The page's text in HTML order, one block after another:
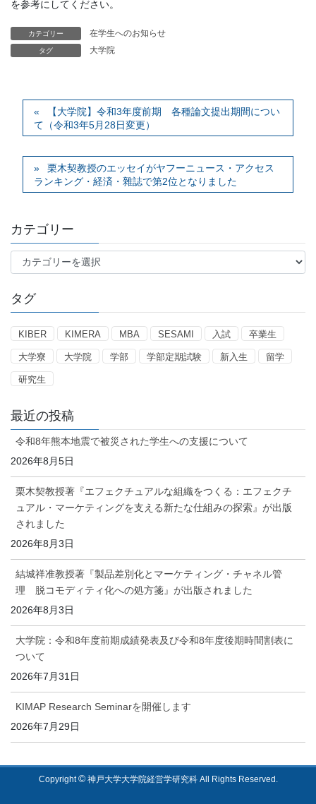
を参考にしてください。
カテゴリー 在学生へのお知らせ
タグ 大学院
【大学院】令和3年度前期 各種論文提出期間につい
て（令和3年5月28日変更）
栗木契教授のエッセイがヤフーニュース・アクセス
ランキング・経済・雜誌で第2位となりました
カテゴリー
テ
リ
ー
タグ
KIBER KIMERA MBA SESAMI 入試 卒業生
大学寮 大学院 学部 学部定期試験 新入生 留学
研究生
最近の投稿
令和8年熊本地震で被災された学生への支援について
2026年8月5日
栗木契教授著『エフェクチュアルな組織をつくる：エフェクチ
ュアル・マーケティングを支える新たな仕組みの探索』が出版
されました
2026年8月3日
結城祥准教授著『製品差別化とマーケティング・チャネル管
理 脱コモディティ化への処方箋』が出版されました
2026年8月3日
大学院：令和8年度前期成績発表及び令和8年度後期時間割表に
ついて
2026年7月31日
KIMAP Research Seminarを開催します
2026年7月29日
Copyright©神戸大学大学院経営学研究科 All Rights Reserved.